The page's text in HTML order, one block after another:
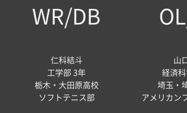
WR/DB
仁科結斗
工学部 3年
栃木・大田原高校
ソフトテニス部
山
経済
埼玉・
アメリカン